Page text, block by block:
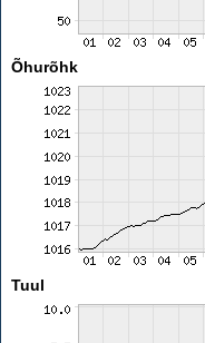
Õhurõhk
Tuul